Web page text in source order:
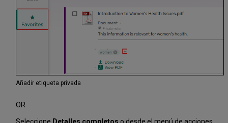
Añadir etiqueta privada
OR